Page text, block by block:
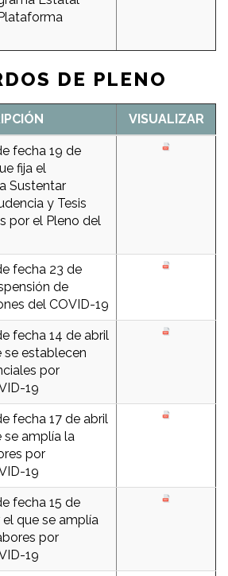
DE PLENO
VISUALIZAR
fecha 19 de
fija el
Sustentar
y Tesis
por el Pleno del
fecha 23 de
de
del COVID-19
fecha 14 de abril
se establecen
por
19
fecha 17 de abril
se amplía la
por
19
fecha 15 de
que se amplía
por
19